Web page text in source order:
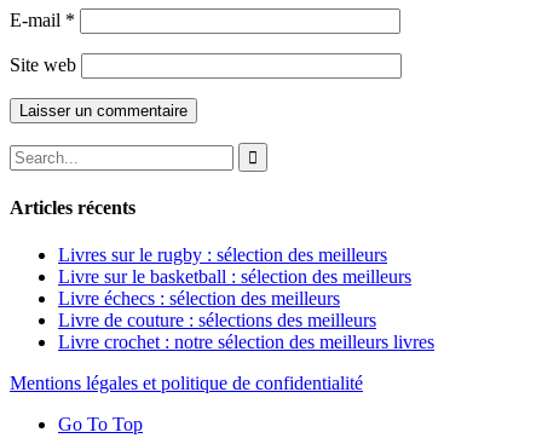
E-mail *
Site web
Articles récents
Livres sur le rugby : sélection des meilleurs
Livre sur le basketball : sélection des meilleurs
Livre échecs : sélection des meilleurs
Livre de couture : sélections des meilleurs
Livre crochet : notre sélection des meilleurs livres
Mentions légales et politique de confidentialité
Go To Top